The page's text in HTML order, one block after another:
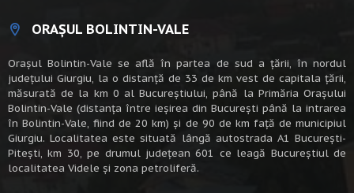
ORAȘUL BOLINTIN-VALE
Oraşul Bolintin-Vale se află în partea de sud a ţării, în nordul
judeţului Giurgiu, la o distanţă de 33 de km vest de capitala țării,
măsurată de la km 0 al Bucureștiului, până la Primăria Orașului
Bolintin-Vale (distanța între ieșirea din București până la intrarea
în Bolintin-Vale, fiind de 20 km) şi de 90 de km faţă de municipiul
Giurgiu. Localitatea este situată lângă autostrada A1 Bucureşti-
Piteşti, km 30, pe drumul judeţean 601 ce leagă Bucureştiul de
localitatea Videle şi zona petroliferă.